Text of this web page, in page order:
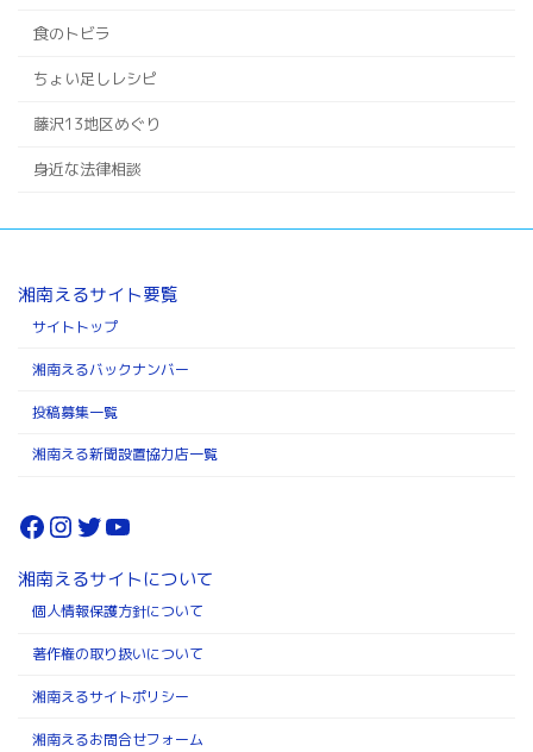
食のトビラ
ちょい足しレシピ
藤沢13地区めぐり
身近な法律相談
湘南えるサイト要覧
サイトトップ
湘南えるバックナンバー
投稿募集一覧
湘南える新聞設置協力店一覧
Facebook
Instagram
Twitter
YouTube
湘南えるサイトについて
個人情報保護方針について
著作権の取り扱いについて
湘南えるサイトポリシー
湘南えるお問合せフォーム